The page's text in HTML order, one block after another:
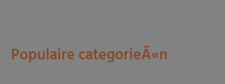
Populaire categorieÃ«n